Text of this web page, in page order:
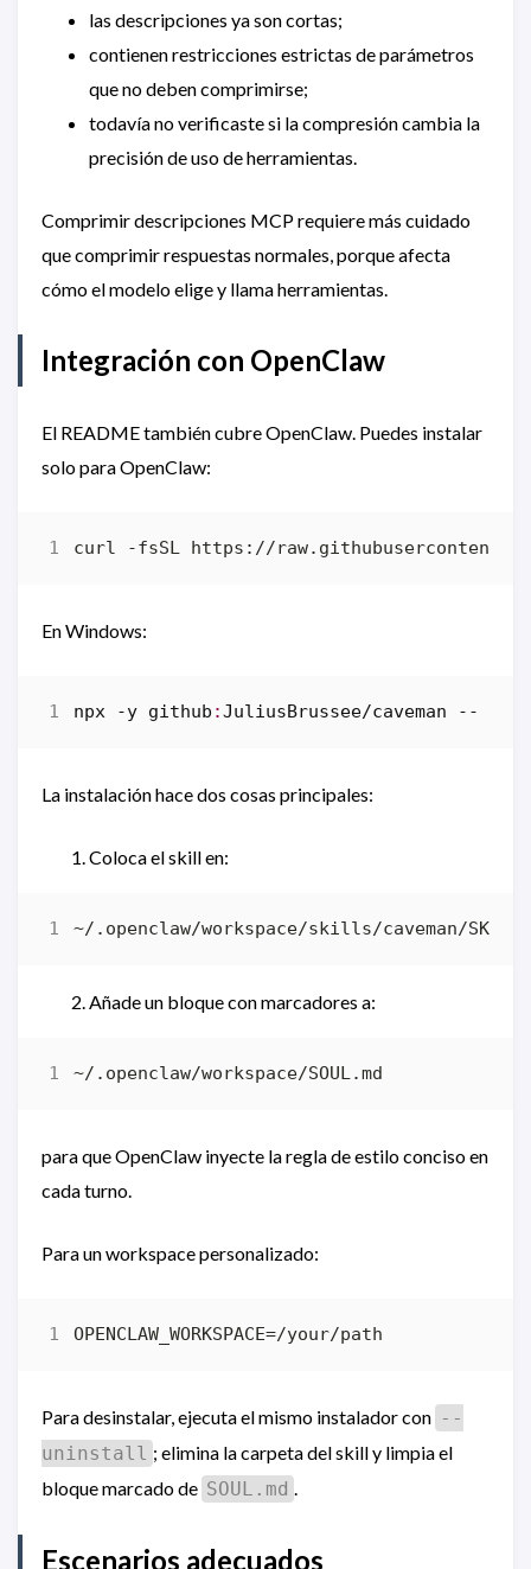
las descripciones ya son cortas;
contienen restricciones estrictas de parámetros
que no deben comprimirse;
todavía no verificaste si la compresión cambia la
precisión de uso de herramientas.
Comprimir descripciones MCP requiere más cuidado
que comprimir respuestas normales, porque afecta
cómo el modelo elige y llama herramientas.
Integración con OpenClaw
El README también cubre OpenClaw. Puedes instalar
solo para OpenClaw:
curl -fsSL https://
En Windows:
npx -y github :JuliusBrussee/caveman --
La instalación hace dos cosas principales:
Coloca el skill en:
Añade un bloque con marcadores a:
para que OpenClaw inyecte la regla de estilo conciso en
cada turno.
Para un workspace personalizado:
Para desinstalar, ejecuta el mismo instalador con --
uninstall ; elimina la carpeta del skill y limpia el
bloque marcado de SOUL.md .
Escenarios adecuados